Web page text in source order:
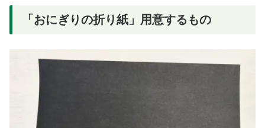
「おにぎりの折り紙」用意するもの